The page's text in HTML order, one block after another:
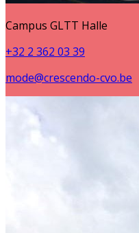
Campus GLTT Halle
+32 2 362 03 39
mode@crescendo-cvo.be